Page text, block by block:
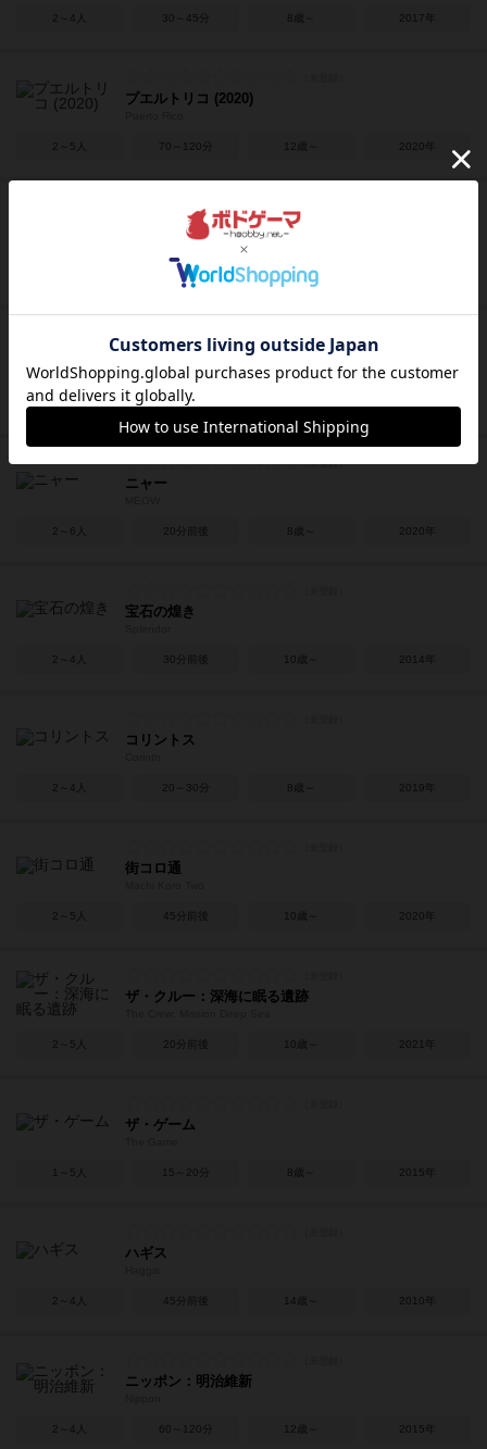
2～4人 30～45分 8歳～ 2017年
プエルトリコ (2020)
2～5人 70～120分 12歳～ 2020年
スカルキング
30分前後 8歳～
電力会社：最初の火花
Power Grid: The First Sparks
2～6人 60分前後
ニャー
2～6人 20分前後 8歳～ 2020年
宝石の煌き
2～4人 30分前後 10歳～ 2014年
コリントス
2～4人 20～30分 8歳～ 2019年
街コロ通
2～5人 45分前後 10歳～ 2020年
ザ・クルー：深海に眠る遺跡
2～5人 20分前後 10歳～ 2021年
ザ・ゲーム
1～5人 15～20分 8歳～ 2015年
ハギス
2～4人 45分前後 14歳～ 2010年
ニッポン：明治維新
2～4人 60～120分 12歳～ 2015年